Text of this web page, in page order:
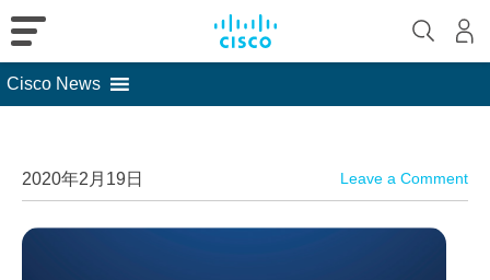
Cisco News
2020年2月19日 Leave a Comment